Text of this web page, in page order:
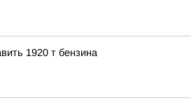
1920 т бензина